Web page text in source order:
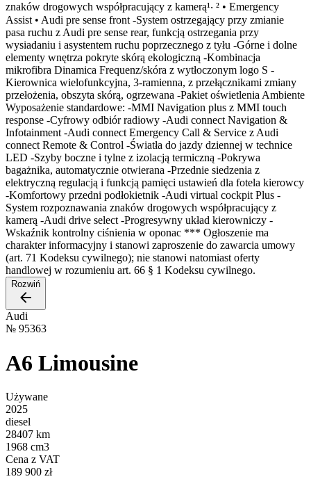
znaków drogowych współpracujący z kamerą¹‧ ² • Emergency
Assist • Audi pre sense front -System ostrzegający przy zmianie
pasa ruchu z Audi pre sense rear, funkcją ostrzegania przy
wysiadaniu i asystentem ruchu poprzecznego z tyłu -Górne i dolne
elementy wnętrza pokryte skórą ekologiczną -Kombinacja
mikrofibra Dinamica Frequenz/skóra z wytłoczonym logo S -
Kierownica wielofunkcyjna, 3-ramienna, z przełącznikami zmiany
przełożenia, obszyta skórą, ogrzewana -Pakiet oświetlenia Ambiente
Wyposażenie standardowe: -MMI Navigation plus z MMI touch
response -Cyfrowy odbiór radiowy -Audi connect Navigation &
Infotainment -Audi connect Emergency Call & Service z Audi
connect Remote & Control -Światła do jazdy dziennej w technice
LED -Szyby boczne i tylne z izolacją termiczną -Pokrywa
bagażnika, automatycznie otwierana -Przednie siedzenia z
elektryczną regulacją i funkcją pamięci ustawień dla fotela kierowcy
-Komfortowy przedni podłokietnik -Audi virtual cockpit Plus -
System rozpoznawania znaków drogowych współpracujący z
kamerą -Audi drive select -Progresywny układ kierowniczy -
Wskaźnik kontrolny ciśnienia w oponac *** Ogłoszenie ma
charakter informacyjny i stanowi zaproszenie do zawarcia umowy
(art. 71 Kodeksu cywilnego); nie stanowi natomiast oferty
handlowej w rozumieniu art. 66 § 1 Kodeksu cywilnego.
Rozwiń
Audi
№ 95363
A6 Limousine
Używane
2025
diesel
28407 km
1968 cm3
Cena z VAT
189 900 zł